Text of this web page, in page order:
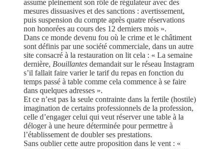
assume pleinement son rôle de régulateur avec des
mesures dissuasives et des sanctions : avertissement,
puis suspension du compte après quatre réservations
non honorées au cours des 12 derniers mois ».
Dans ce monde devenu fou où le crime et le châtiment
sont définis par une société commerciale, dans un autre
site consacré à la restauration on lit cela : « La semaine
dernière, Bouillantes demandait sur le réseau Instagram
s’il fallait faire varier le tarif du repas en fonction du
temps passé à table comme cela commence à se faire
dans quelques adresses ».
Et ce n’est pas la seule contrainte dans la fertile (hostile)
imagination de certains professionnels de la profession,
celle d’engager celui qui veut réserver une table à la
déloger à une heure déterminée pour permettre à
l’établissement de doubler ses prestations.
Sans oublier cette autre proposition dans le vent : «